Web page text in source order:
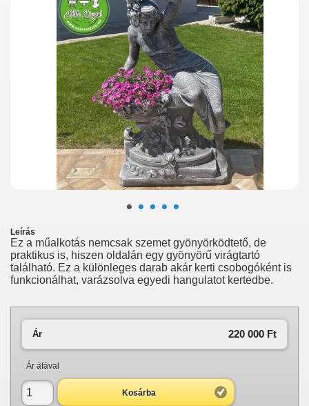
• • • • •
Leírás
Ez a műalkotás nemcsak szemet gyönyörködtető, de
praktikus is, hiszen oldalán egy gyönyörű virágtartó
található. Ez a különleges darab akár kerti csobogóként is
funkcionálhat, varázsolva egyedi hangulatot kertedbe.
220 000 Ft‎
Ár
Ár áfával
Kosárba